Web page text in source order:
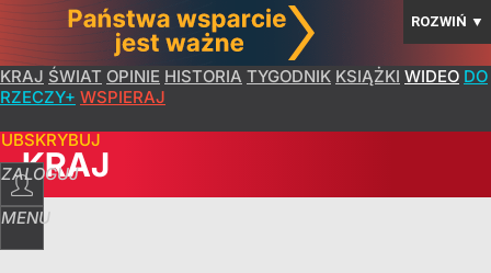
ROZWIŃ ▼
KRAJ ŚWIAT OPINIE HISTORIA TYGODNIK KSIĄŻKI WIDEO DO
RZECZY+ WSPIERAJ
ZALOGUJ
MENU
KRAJ